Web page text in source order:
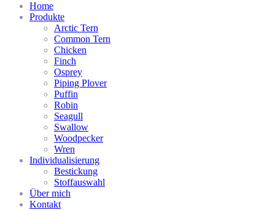
Home
Produkte
Arctic Tern
Common Tern
Chicken
Finch
Osprey
Piping Plover
Puffin
Robin
Seagull
Swallow
Woodpecker
Wren
Individualisierung
Bestickung
Stoffauswahl
Über mich
Kontakt